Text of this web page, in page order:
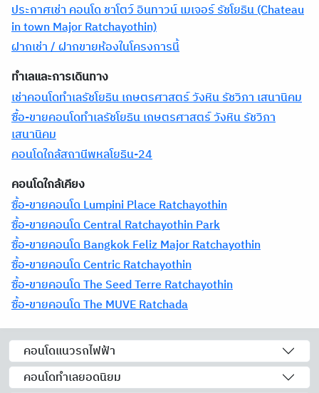
ประกาศเช่า คอนโด ชาโตว์ อินทาวน์ เมเจอร์ รัชโยธิน (Chateau
in town Major Ratchayothin)
ฝากเช่า / ฝากขายห้องในโครงการนี้
ทำเลและการเดินทาง
เช่าคอนโดทำเลรัชโยธิน เกษตรศาสตร์ วังหิน รัชวิภา เสนานิคม
ซื้อ-ขายคอนโดทำเลรัชโยธิน เกษตรศาสตร์ วังหิน รัชวิภา
เสนานิคม
คอนโดใกล้สถานีพหลโยธิน-24
คอนโดใกล้เคียง
ซื้อ-ขายคอนโด Lumpini Place Ratchayothin
ซื้อ-ขายคอนโด Central Ratchayothin Park
ซื้อ-ขายคอนโด Bangkok Feliz Major Ratchayothin
ซื้อ-ขายคอนโด Centric Ratchayothin
ซื้อ-ขายคอนโด The Seed Terre Ratchayothin
ซื้อ-ขายคอนโด The MUVE Ratchada
คอนโดแนวรถไฟฟ้า
คอนโดทำเลยอดนิยม